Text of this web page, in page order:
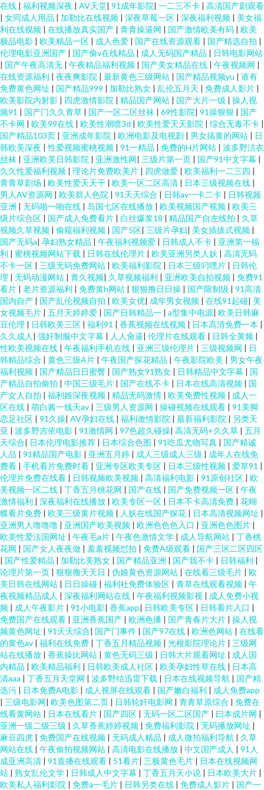
在线 | 福利视频深夜 | AV天堂| 91成年影院| 一二三不卡 | 高清国产剧观看
| 女同成人用品 | 加勒比在线视频 | 深夜草莓一区 | 深夜福利视频 | 美女福
利在线视频 | 在线播放真实国产 | 青青操逼网 | 国产激情欧美有码 | 欧美
极品电影 | 欧美精品一区 | 成人色爱 | 国产在线资源观看 | 国产精选自拍 |
伦理电影亚洲国产 | 国产偷v在线精品 | 成人无码国产精品 | 日韩电影网站
| 国产午夜高清无 | 午夜精品福利视频 | 国产美女精品在线 | 午夜视频网 |
在线资源福利 | 夜夜爽影院 | 最新黄色三级网站 | 国产精品视频yu | 谁有
免费黄色网址 | 国产精品999 | 加勒比熟女 | 乱伦五月天 | 免费成人影片 |
欧美影院内射影 | 四虎激情影院 | 精品国产网站 | 国产大片一级 | 操人视
频91 | 国产门久久青草 | 国产一区二区丝袜 | 69性影院| 91操狠狠 | 国产
不卡网 | 欧美99在线 | 欧美性潮喷3d | 欧美性爱天天影院 | 综合无毒不卡 |
国产精品103页 | 亚洲成年影院 | 欧洲电影及电视剧 | 男女搞黄的网站 | 日
韩欧美深夜 |性爱视频蜜桃视频 | 91一精品 | 免费的H片网站 | 波多野洁衣
丝袜 | 亚洲欧美日韩影院 | 亚洲激性网| 三级片第一页 | 国产91中文字幕 |
久久性爱福利视频 | 理论片免费欧美片 | 四虎做爱 | 欧美福利一二三四 |
青青草剧场 | 欧美性爱天天干 | 欧美一区二区高清 | 日本三级视频在线 |
男人AV资源网 | 欧美群人色院 | 91天天综合 | 日韩av一卡二卡 | 日韩视频
亚洲 | 无码啪一啪在线 | 岛国七区在线播放 | 欧美视频国产视频 | 欧美三
级片综合区 | 国产成人免费看片 | 白丝爆浆18 | 精品国产自左线拍 | 久草
视频久草视频 | 偷窥福利视频 | 国产5区| 三级片孕妇| 美女插拔式视频 |
国产无码a| 孕妇熟女精品 | 午夜福利视频爱 | 日韩成人不卡 | 亚洲第一福
利 | 蜜桃视频网站下载 | 日韩在线伦理片 | 欧美亚洲另类人妖 | 高清无码
不卡一区 | 三级无码免费网站 | 欧美福利影院 | 日本三级叼嘿片 | 日韩伦
理 | 无码动漫网站 | 青久视频| 久草视频福利 | 亚洲欧美自拍视频 | 免费91
看片 | 老片资源福利 | 免费黄h网站 | 狠狠撸日日操 | 国产限制级 | 91高清
国内自产 | 国产乱伦视频自拍 | 欧美女优| 成年男女视频 | 在线91起碰| 美
女视频毛片 | 五月天婷婷爱 | 国产日韩精品一 | a型集中电源| 欧美日韩麻
豆伦理 | 日韩欧美三区 | 福利91 | 香蕉视频在线视频 | 日本高清免费一本 |
久久成人 | 强奸制服中文字幕 | 人人肏逼| 伦理片在线观看 | 日韩全黄频 |
性欧美视频在线 | 午夜福利手机在线 | 亚洲三级伦理片 | 三级视频网 | 日
韩精品综合 | 黄色三级A片 | 午夜国产探花精品 | 午夜影院欧美 | 男女午夜
福利视频 | 国产精品日日蜜臀 | 国产熟女91熟女 | 日韩精品中文字幕 | 国
产精品自拍偷拍 | 中国三级毛片 | 国产在线不卡 | 日本在线高清视频 | 国
产女人自拍 | 福利姬深夜视频 | 精品无码激情 | 欧美免费性视频 | 成人一
区在线 | 萌白酱一线天av | 三级男人资源网 | 操碰视频在线观看 | 91美脚
恋足社区 | 91久操| AV孕妇在线 | 福利激情影院 | 最新福利影院 | 另类天
亚 | 波多野吉依电影 | 91激情网 | 97色超久碰操| 高清无码+久久草 | 五月
天综合| 日本伦理电影推荐 | 日本综合色图 | 91吃瓜尤物写真 | 国产精诚
人品 | 91精品国产电影 | 亚洲五月婷 | 成人三级成人三级 | 成年人在线免
费看 | 手机看片免费时看 | 亚洲专区欧美专区 | 日本三级性视频 | 爱草91 |
伦理片免费在线看 | 日韩视频欧美视频 | 高清福利电影 | 91原创社区 | 欧
美视频一区二线 | 丁香五月桃花网 | 国产在线 | 国产免费视频一区 | 午夜
激情福利 | 深夜福利在线播放 | 欧美专区一区 | 日本不卡高清免费 | 花蝴
蝶看片免费 | 欧美三级黄片视频 | 人妖在线国产探花 | 日本高清视频网址 |
亚洲男人噜噜噜 | 亚洲国产欧美视频 | 欧洲色色色入口 | 亚洲色色图片 |
欧美性爱法国网址 | 午夜毛a片 | 午夜色激情文学 | 成人导航网站 | 丁香桃
花网 | 国产女人夜夜做 | 羞羞视频怼拍 | 免费A级观看 | 国产三区二区四区
| 国产性爱精品 | 加勒比美熟女 | 国产精品亚洲 | 国产我不卡 | 日韩福利 |
论理片第一页 | 狠狠撸天天日 | 伪娘黄色资源网站 | 在线看三级毛片 | 欧
美日韩在线网站 | 日日操碰 | 福利社免费体验区 | 青草在线观看视频 | 午
夜视频精品成人 | 深夜福利网站在线 | 午夜福利视频影视 | 成人免费小视
频 | 成人午夜影片 | 91小电影| 香蕉app| 日韩欧美专区 | 日韩看片入口 |
免费国产在线观看 | 亚洲香蕉国产 | 欧洲色播 | 国产青春片大片 | 操人视
频黄色网址 | 91天天综合| 国产门事件 | 国产97在线 | 欧洲色网站 | 在线看
的黄色av | 福利在线免费 | 丁香五月精品视频 | 光根影院理论片 | 三级网
站在线播放 | 香蕉操比网站 | 黄色无码三级 | 日韩大片观看网址 | 成人国
内精品 | 欧美精品福利 | 日韩欧美成人社区 | 欧美孕妇性草在线 | 日本高
清aaa | 丁香五月天堂网 | 波多野结迅雷下载 | 日本在线视频导航 | 国产精
选污 | 日本免费A电影 | 成人视屏在线观看 | 国产嫩白福利 | 成人免费app
| 三级电影网| 欧美色图第二页 | 日韩轮奸电影网 | 青青草原综合 | 免费在
线看黄网站 | 日本在线看片 | 国产四区 | 无码一区二区国产 | 曰本成片网 |
亚洲一级二级三级 | 久草香蕉婷婷视频 | 免费福利影院 | 无码播放网址 |
麻豆四虎 | 免费国产在线视频 | 无码成人精品 | 成人微拍福利导航 | 久草
网站在线 | 午夜偷拍视频网站 | 高清电影在线播放 | 中文国产成人 | 91人
成亚洲高清 | 91直播在线观看 | 51看片| 三极黄色毛片 | 日本在线视频网
站 | 熟女乱伦文学 | 日韩成人中文字幕 | 丁香五月天小说 | 日本欧美大片 |
欧美私人福利影院 | 免费a一毛片 | 日韩另类在线 | 免费成人影片 | 国产一